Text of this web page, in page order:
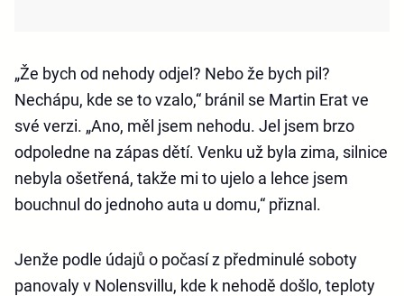
„Že bych od nehody odjel? Nebo že bych pil?
Nechápu, kde se to vzalo,“ bránil se Martin Erat ve
své verzi. „Ano, měl jsem nehodu. Jel jsem brzo
odpoledne na zápas dětí. Venku už byla zima, silnice
nebyla ošetřená, takže mi to ujelo a lehce jsem
bouchnul do jednoho auta u domu,“ přiznal.
Jenže podle údajů o počasí z předminulé soboty
panovaly v Nolensvillu, kde k nehodě došlo, teploty